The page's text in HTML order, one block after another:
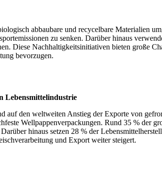
abbaubare und recycelbare Materialien
zu senken. Darüber hinaus
Diese Nachhaltigkeitsinitiativen bieten große
bevorzugen.
Lebensmittelindustrie
auf den weltweiten Anstieg der Exporte von
Wellpappenverpackungen. Rund 35 % der
hinaus setzen 28 % der
und Export weiter steigert.